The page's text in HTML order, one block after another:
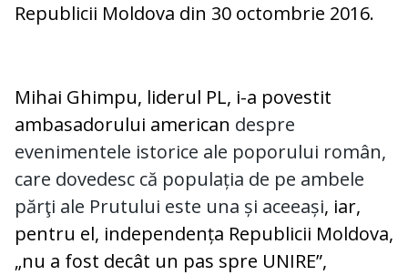
Republicii Moldova din 30 octombrie 2016.
Mihai Ghimpu, liderul PL, i-a povestit
ambasadorului american despre
evenimentele istorice ale poporului român,
care dovedesc că populația de pe ambele
părţi ale Prutului este una și aceeași, iar,
pentru el, independența Republicii Moldova,
„nu a fost decât un pas spre UNIRE”,